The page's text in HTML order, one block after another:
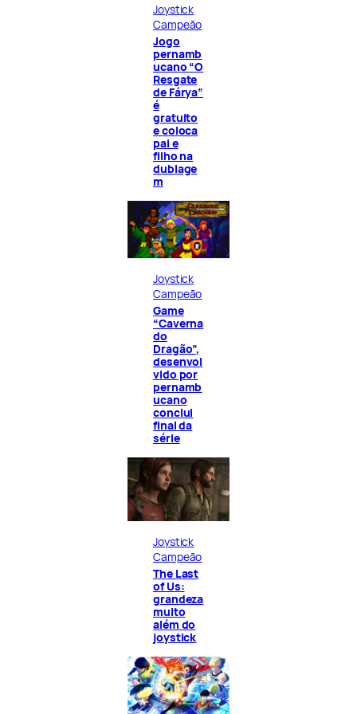
Joystick
Campeão
Jogo
pernamb
ucano “O
Resgate
de Fárya”
é
gratuito
e coloca
pai e
filho na
dublage
m
Joystick
Campeão
Game
“Caverna
do
Dragão”,
desenvol
vido por
pernamb
ucano
conclui
final da
série
Joystick
Campeão
The Last
of Us:
grandeza
muito
além do
joystick